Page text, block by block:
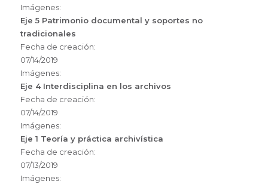
Imágenes:
Eje 5 Patrimonio documental y soportes no
tradicionales
Fecha de creación:
07/14/2019
Imágenes:
Eje 4 Interdisciplina en los archivos
Fecha de creación:
07/14/2019
Imágenes:
Eje 1 Teoría y práctica archivística
Fecha de creación:
07/13/2019
Imágenes: